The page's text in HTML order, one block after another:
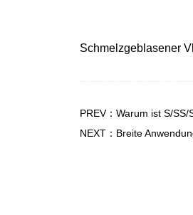
Schmelzgeblasener
PREV：Warum ist S/
NEXT：Breite